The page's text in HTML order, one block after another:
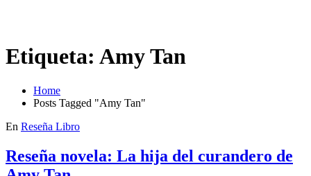
Etiqueta: Amy Tan
Home
Posts Tagged "Amy Tan"
En Reseña Libro
Reseña novela: La hija del curandero de